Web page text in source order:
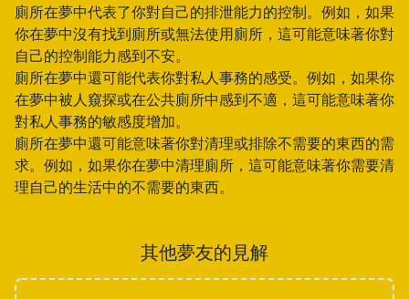
廁所在夢中代表了你對自己的排泄能力的控制。例如，如果
你在夢中沒有找到廁所或無法使用廁所，這可能意味著你對
自己的控制能力感到不安。
廁所在夢中還可能代表你對私人事務的感受。例如，如果你
在夢中被人窺探或在公共廁所中感到不適，這可能意味著你
對私人事務的敏感度增加。
廁所在夢中還可能意味著你對清理或排除不需要的東西的需
求。例如，如果你在夢中清理廁所，這可能意味著你需要清
理自己的生活中的不需要的東西。
其他夢友的見解